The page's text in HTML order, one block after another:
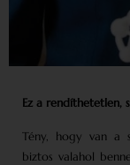
Ez a rendíthetetlen,
Tény, hogy van a
biztos valahol